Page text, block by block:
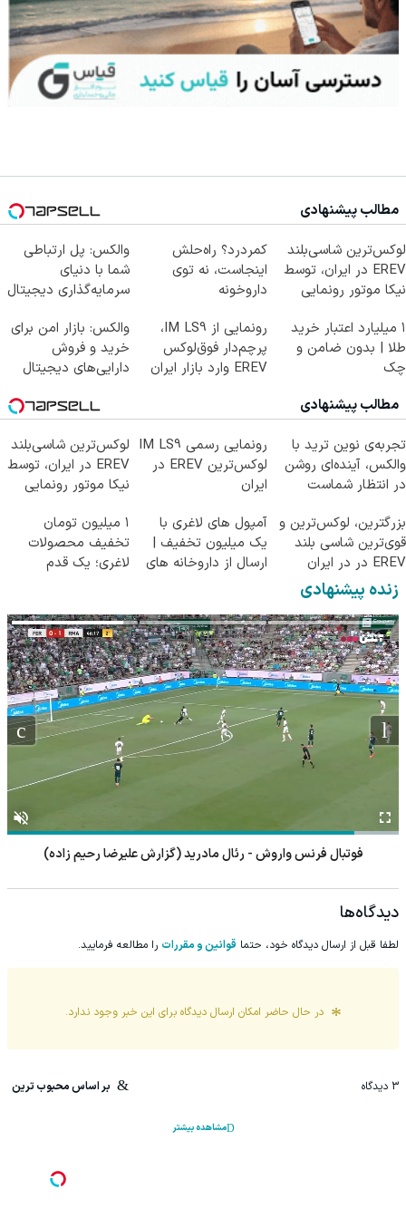
مطالب پیشنهادی
لوکس‌ترین شاسی‌بلند
EREV در ایران، توسط
نیکا موتور رونمایی
کمردرد؟ راه‌حلش
اینجاست، نه توی
داروخونه
والکس: پل ارتباطی
شما با دنیای
سرمایه‌گذاری دیجیتال
۱ میلیارد اعتبار خرید
طلا | بدون ضامن و
چک
رونمایی از IM LS9،
پرچم‌دار فوق‌لوکس
EREV وارد بازار ایران
والکس: بازار امن برای
خرید و فروش
دارایی‌های دیجیتال
مطالب پیشنهادی
تجربه‌ی نوین ترید با
والکس، آینده‌ای روشن
در انتظار شماست
رونمایی رسمی IM LS9
لوکس‌ترین EREV در
ایران
لوکس‌ترین شاسی‌بلند
EREV در ایران، توسط
نیکا موتور رونمایی
بزرگترین، لوکس‌ترین و
قوی‌ترین شاسی بلند
EREV در در ایران
رونمایی شد
آمپول های لاغری با
یک میلیون تخفیف |
ارسال از داروخانه های
۱ میلیون تومان
تخفیف محصولات
لاغری؛ یک قدم
زنده پیشنهادی
فوتبال فرنس واروش - رئال مادرید (گزارش علیرضا رحیم زاده)
دیدگاه‌ها
لطفا قبل از ارسال دیدگاه خود، حتما قوانین و مقررات را مطالعه فرمایید.
در حال حاضر امکان ارسال دیدگاه برای این خبر وجود ندارد.
3 دیدگاه بر اساس محبوب ترین
مشاهده بیشتر